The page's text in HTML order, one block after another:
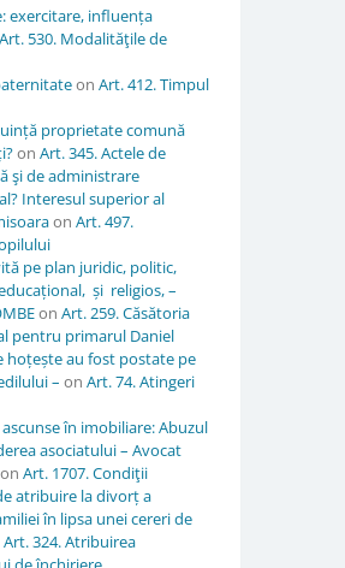
exercitare, influența
Art. 530. Modalităţile de
on Art. 412. Timpul
proprietate comună
on Art. 345. Actele de
şi de administrare
Interesul superior al
on Art. 497.
pe plan juridic, politic,
și religios, –
on Art. 259. Căsătoria
pentru primarul Daniel
hoțește au fost postate pe
– on Art. 74. Atingeri
în imobiliare: Abuzul
asociatului – Avocat
Art. 1707. Condiţii
atribuire la divorț a
în lipsa unei cereri de
Art. 324. Atribuirea